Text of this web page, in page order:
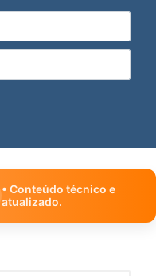
• Conteúdo técnico e
atualizado.